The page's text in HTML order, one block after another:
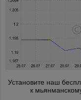
Установите наш
к